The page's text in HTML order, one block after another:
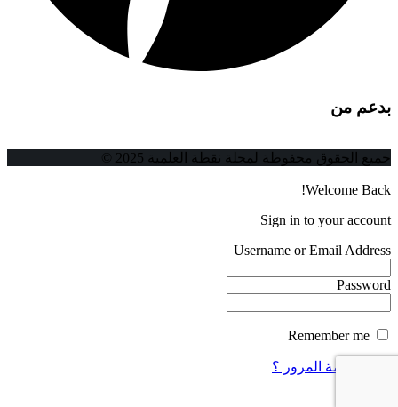
بدعم من
جميع الحقوق محفوظة لمجلة نقطة العلمية 2025 ©
Welcome Back!
Sign in to your account
Username or Email Address
Password
فقدت كلمة المرور ؟